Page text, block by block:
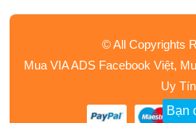
Bạn
© All Copyrights
Mua VIA ADS Facebook Việt,
Uy Tín